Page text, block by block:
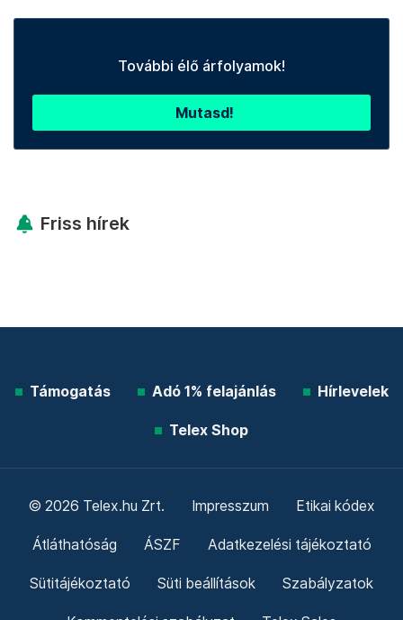
További élő árfolyamok!
Mutasd!
Friss hírek
Támogatás Adó 1% felajánlás Hírlevelek
Telex Shop
© 2026 Telex.hu Zrt. Impresszum Etikai kódex
Átláthatóság ÁSZF Adatkezelési tájékoztató
Sütitájékoztató Süti beállítások Szabályzatok